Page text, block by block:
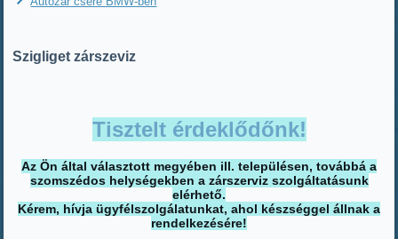
Szigliget zárszeviz
Tisztelt érdeklődőnk!
Az Ön által választott megyében ill. településen, továbbá a
szomszédos helységekben a zárszerviz szolgáltatásunk
elérhető.
Kérem, hívja ügyfélszolgálatunkat, ahol készséggel állnak a
rendelkezésére!